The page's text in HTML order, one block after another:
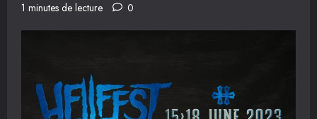
1 minutes de lecture
0